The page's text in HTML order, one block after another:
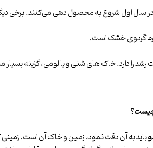
سال اول شروع به محصول دهی می‌کنند. برخی
را دارد. خاک های شنی و یا لومی، گزینه بسیار
باید به آن دقت نمود، زمین و خاک آن است.